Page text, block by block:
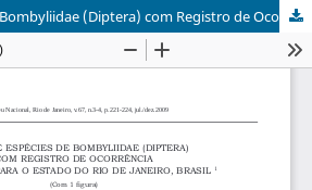
Lista de Espécies de Bombyliidae (Diptera) com Registro de Ocorrência Assinalado para o Estado do Rio De Janeiro, Brasil